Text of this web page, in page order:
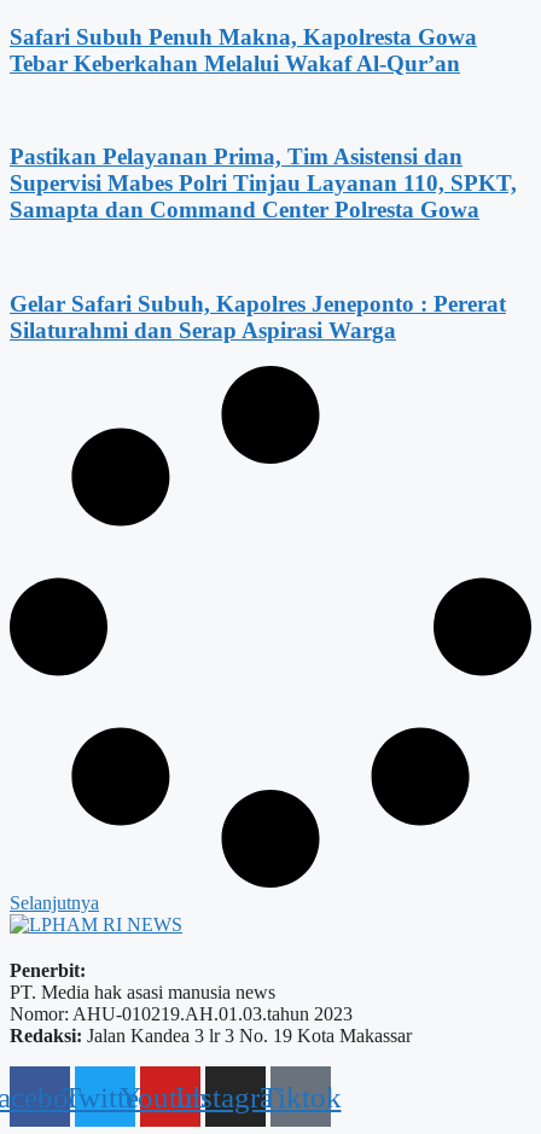
Safari Subuh Penuh Makna, Kapolresta Gowa
Tebar Keberkahan Melalui Wakaf Al-Qur’an
Pastikan Pelayanan Prima, Tim Asistensi dan
Supervisi Mabes Polri Tinjau Layanan 110, SPKT,
Samapta dan Command Center Polresta Gowa
Gelar Safari Subuh, Kapolres Jeneponto : Pererat
Silaturahmi dan Serap Aspirasi Warga
Selanjutnya
Penerbit:
PT. Media hak asasi manusia news
Nomor: AHU-010219.AH.01.03.tahun 2023
Redaksi: Jalan Kandea 3 lr 3 No. 19 Kota Makassar
TwitterYoutubeInstagramTiktok